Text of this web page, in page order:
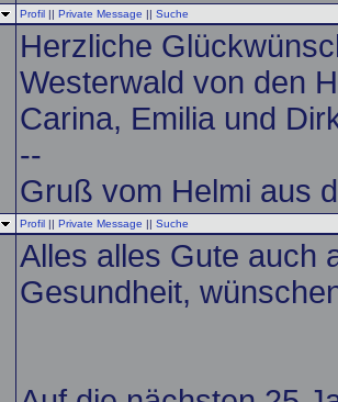
Profil || Private Message || Suche
Herzliche
Westerwald von den
Carina, Emilia und
--
Gruß vom Helmi aus
Profil || Private Message || Suche
Alles alles Gute auch
Gesundheit,